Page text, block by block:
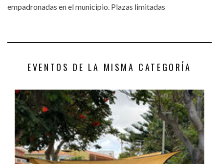
empadronadas en el municipio. Plazas limitadas
EVENTOS DE LA MISMA CATEGORÍA